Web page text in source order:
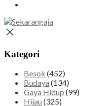
Kategori
Besok (452)
Budaya (134)
Gaya Hidup (99)
Hijau (325)